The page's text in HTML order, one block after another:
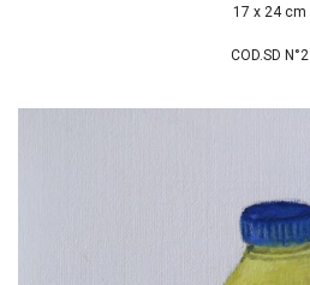
17 x 24 cm
COD.SD N°2